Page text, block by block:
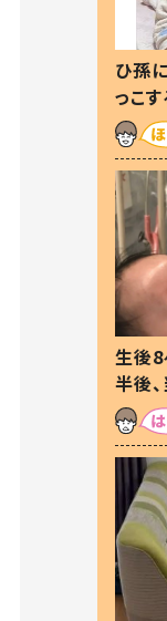
ひ孫
っこ
した」
生後
半後
た本音